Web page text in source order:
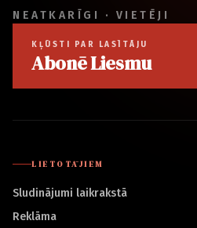
NEATKARĪGI · VIETĒJI
KĻŪSTI PAR LASĪTĀJU
Abonē Liesmu
LIETOTĀJIEM
Sludinājumi laikrakstā
Reklāma